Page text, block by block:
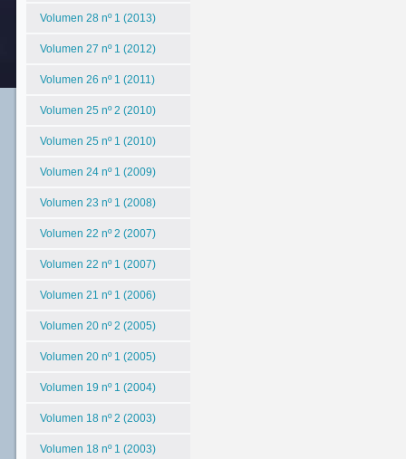
Volumen 28 nº 1 (2013)
Volumen 27 nº 1 (2012)
Volumen 26 nº 1 (2011)
Volumen 25 nº 2 (2010)
Volumen 25 nº 1 (2010)
Volumen 24 nº 1 (2009)
Volumen 23 nº 1 (2008)
Volumen 22 nº 2 (2007)
Volumen 22 nº 1 (2007)
Volumen 21 nº 1 (2006)
Volumen 20 nº 2 (2005)
Volumen 20 nº 1 (2005)
Volumen 19 nº 1 (2004)
Volumen 18 nº 2 (2003)
Volumen 18 nº 1 (2003)